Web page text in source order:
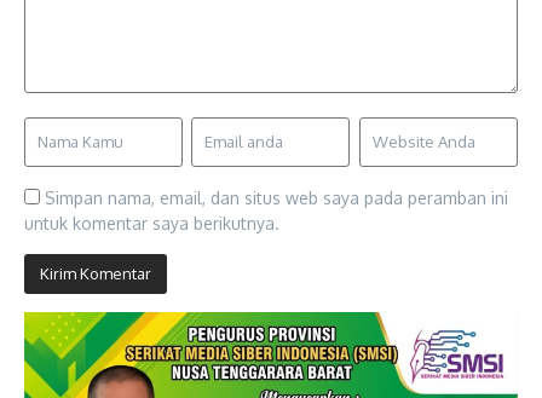
Simpan nama, email, dan situs web saya pada peramban ini
untuk komentar saya berikutnya.